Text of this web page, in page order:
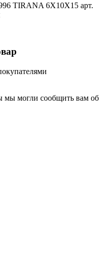
TIRANA 6X10X15 арт.
мы могли сообщить вам об